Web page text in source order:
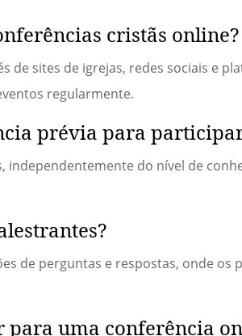
cristãs online?
de sites de igrejas, redes sociais e
regularmente.
prévia para
independentemente do nível de
de perguntas e respostas, onde
para uma conferência